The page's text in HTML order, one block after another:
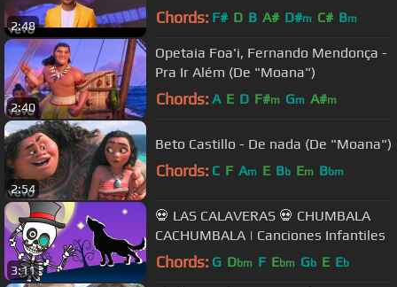
2:48
Rivera/Official Video)
Chords: F# D B A# D#m C# Bm
2:40
Opetaia Foa'i, Fernando Mendonça -
Pra Ir Além (De "Moana")
Chords: A E D F#m Gm A#m
2:54
Beto Castillo - De nada (De "Moana")
Chords: C F Am E Bb Em Bbm
3:11
💀 LAS CALAVERAS 💀 CHUMBALA
CACHUMBALA | Canciones Infantiles
Chords: G Dbm F Ebm Gb E Eb